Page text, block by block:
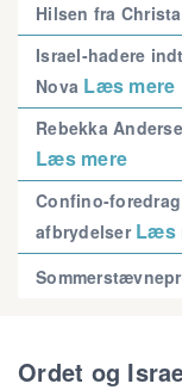
Hilsen fra
Israel-hadere
Nova Læs mere
Rebekka
Læs mere
Confino-
afbrydelser Læs
Ordet og